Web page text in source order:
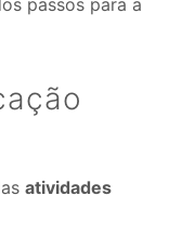
passos para a
atividades